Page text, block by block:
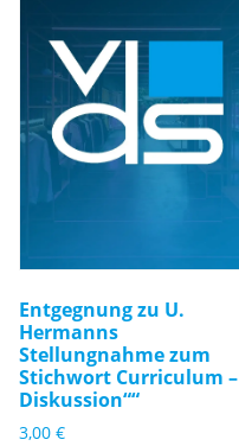
Entgegnung zu U.
Hermanns
Stellungnahme zum
Stichwort Curriculum –
Diskussion““
3,00 €